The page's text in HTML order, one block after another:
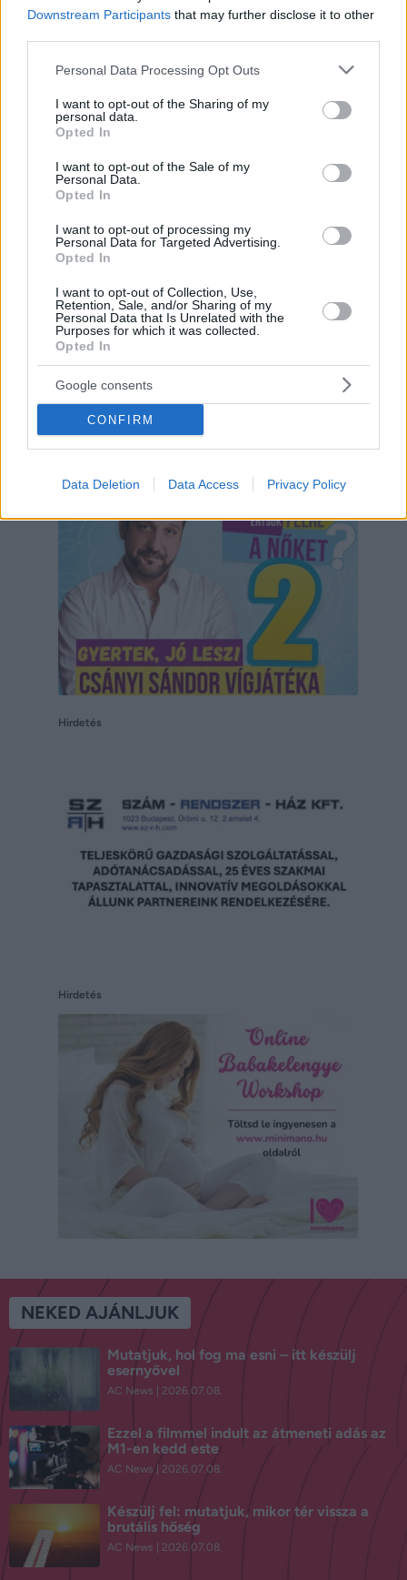
Downstream Participants that may further disclose it to other
Please note that this website/app uses one or more Google
not limited to your visit or usage behaviour. You may click to
grant or deny consent to Google and its third-party tags to
use your data for below specified purposes in below Google
consent section.
Personal Data Processing Opt Outs
I want to opt-out of the Sharing of my
personal data.
Opted In
I want to opt-out of the Sale of my
Personal Data.
Opted In
I want to opt-out of processing my
Personal Data for Targeted Advertising.
Opted In
I want to opt-out of Collection, Use,
Retention, Sale, and/or Sharing of my
Personal Data that Is Unrelated with the
Purposes for which it was collected.
Opted In
Google consents
CONFIRM
Data Deletion Data Access Privacy Policy
Hirdetés
Hirdetés
Hirdetés
Hirdetés
NEKED AJÁNLJUK
Mutatjuk, hol fog ma esni – itt készülj
esernyővel
AC News 2026.07.08.
Ezzel a filmmel indult az átmeneti adás az
M1-en kedd este
AC News 2026.07.08.
Készülj fel: mutatjuk, mikor tér vissza a
brutális hőség
AC News 2026.07.08.